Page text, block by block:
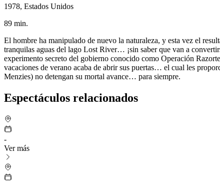
1978, Estados Unidos
89 min.
El hombre ha manipulado de nuevo la naturaleza, y esta vez el
tranquilas aguas del lago Lost River… ¡sin saber que van a
experimento secreto del gobierno conocido como Operación
vacaciones de verano acaba de abrir sus puertas… el cual les
Menzies) no detengan su mortal avance… para siempre.
Espectáculos relacionados
-
Ver más